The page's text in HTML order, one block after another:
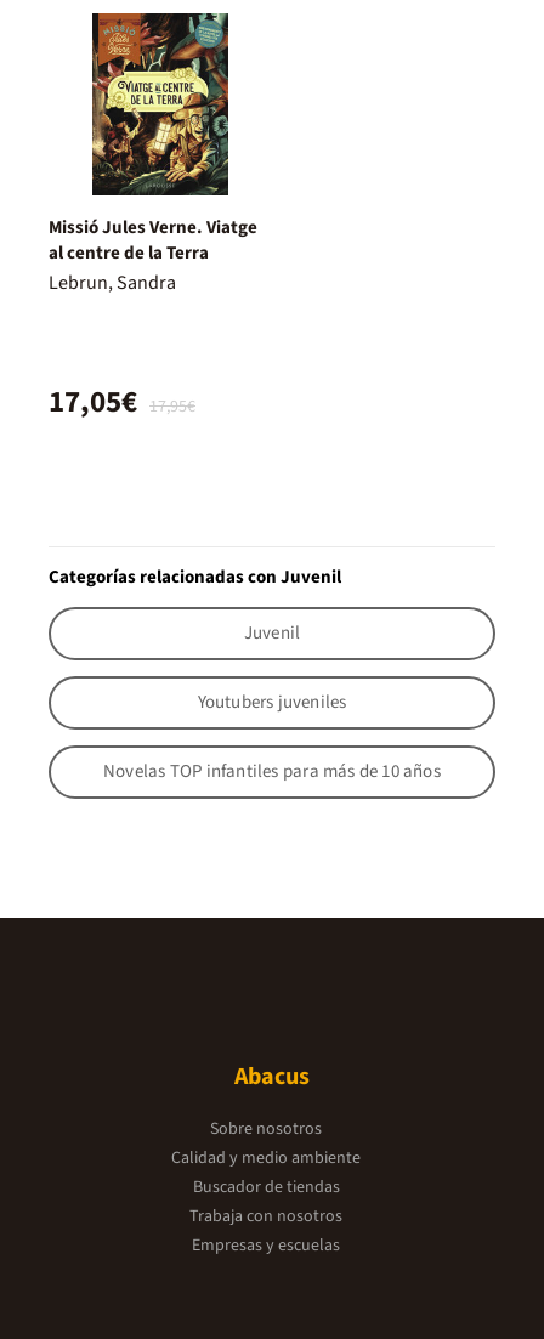
Missió Jules Verne. Viatge
al centre de la Terra
Lebrun, Sandra
17,95€
17,05€
Categorías relacionadas con Juvenil
Juvenil
Youtubers juveniles
Novelas TOP infantiles para más de 10 años
Abacus
Sobre nosotros
Calidad y medio ambiente
Buscador de tiendas
Trabaja con nosotros
Empresas y escuelas